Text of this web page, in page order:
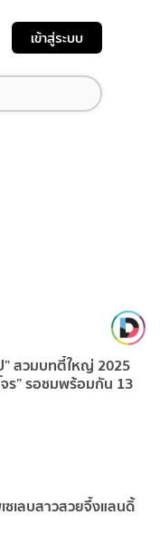
เข้าสู่ระบบ
” สวมบทตี๋ใหญ่ 2025
ร” รอชมพร้อมกัน 13
ซเลบสาวสวยจึ้งแลนดิ้